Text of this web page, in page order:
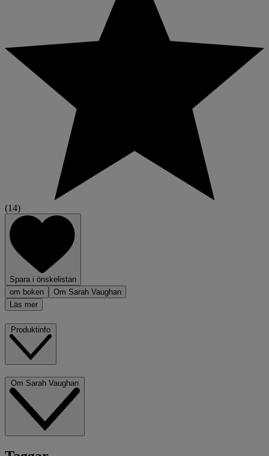
(14)
Spara i önskelistan
om boken
Om Sarah Vaughan
Läs mer